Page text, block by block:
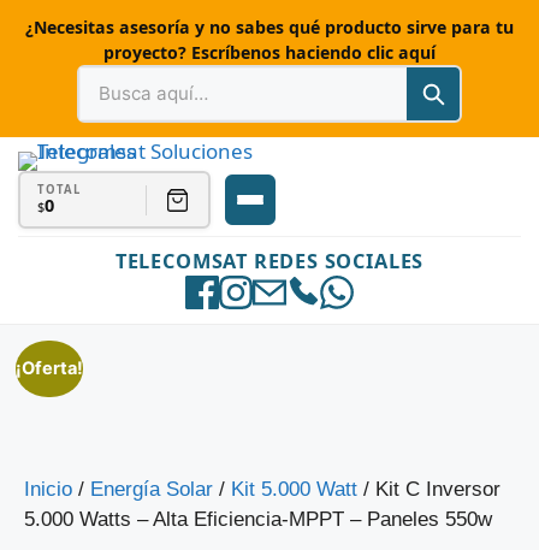
¿Necesitas asesoría y no sabes qué producto sirve para tu
proyecto? Escríbenos haciendo clic aquí
TELECOMSAT REDES SOCIALES
TOTAL
$0
¡Oferta!
Inicio / Energía Solar / Kit 5.000 Watt / Kit C Inversor
5.000 Watts – Alta Eficiencia-MPPT – Paneles 550w